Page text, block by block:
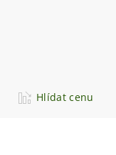
Hlídat cenu